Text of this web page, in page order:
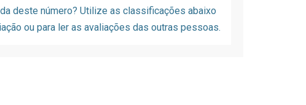
deste número? Utilize as classificações abaixo
ou para ler as avaliações das outras pessoas.